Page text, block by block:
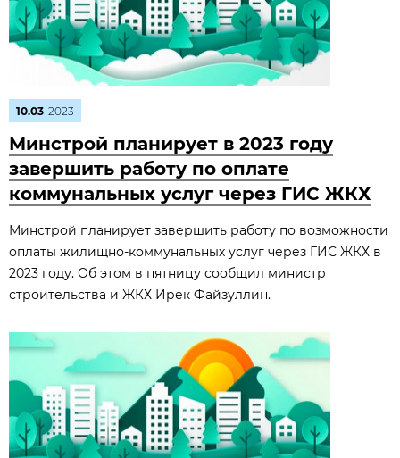
10.03 2023
Минстрой планирует в 2023 году
завершить работу по оплате
коммунальных услуг через ГИС ЖКХ
Минстрой планирует завершить работу по возможности
оплаты жилищно-коммунальных услуг через ГИС ЖКХ в
2023 году. Об этом в пятницу сообщил министр
строительства и ЖКХ Ирек Файзуллин.